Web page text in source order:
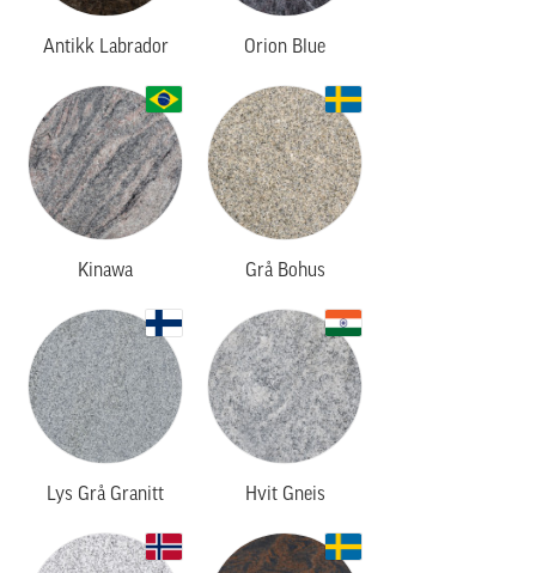
Antikk Labrador Orion Blue
Kinawa Grå Bohus
Lys Grå Granitt Hvit Gneis